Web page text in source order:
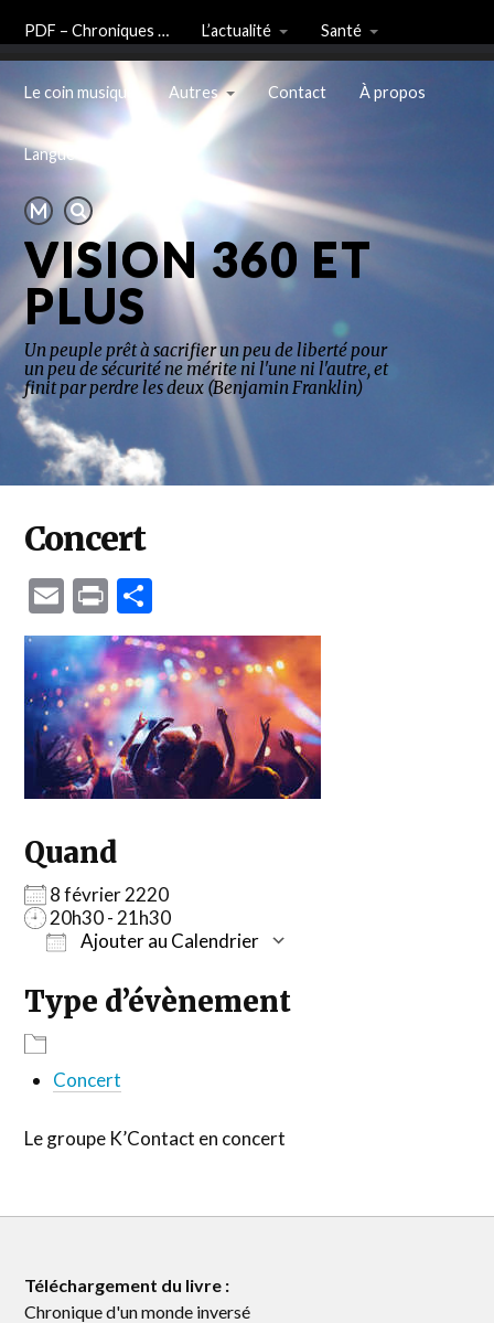
PDF – Chroniques … L’actualité Santé
Le coin musique Autres Contact À propos
Langue
VISION 360 ET
PLUS
Un peuple prêt à sacrifier un peu de liberté pour
un peu de sécurité ne mérite ni l'une ni l'autre, et
finit par perdre les deux (Benjamin Franklin)
Concert
Email
Print
Quand
8 février 2220
20h30 - 21h30
Ajouter au Calendrier
Type d’évènement
Concert
Le groupe K’Contact en concert
Téléchargement du livre :
Chronique d'un monde inversé